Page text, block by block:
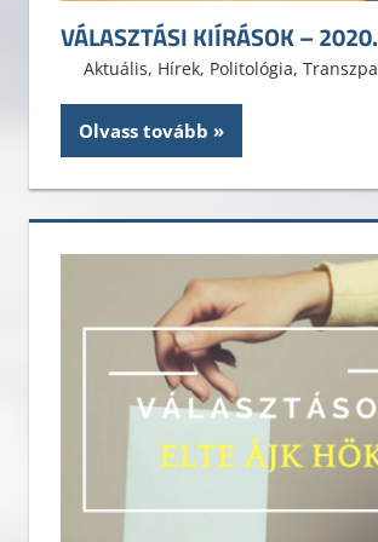
VÁLASZTÁSI KIÍRÁSOK –
2020. augusztus 22.
ELTE ÁJK HÖK
Aktuális, Hírek, Politológia,
Olvass tovább